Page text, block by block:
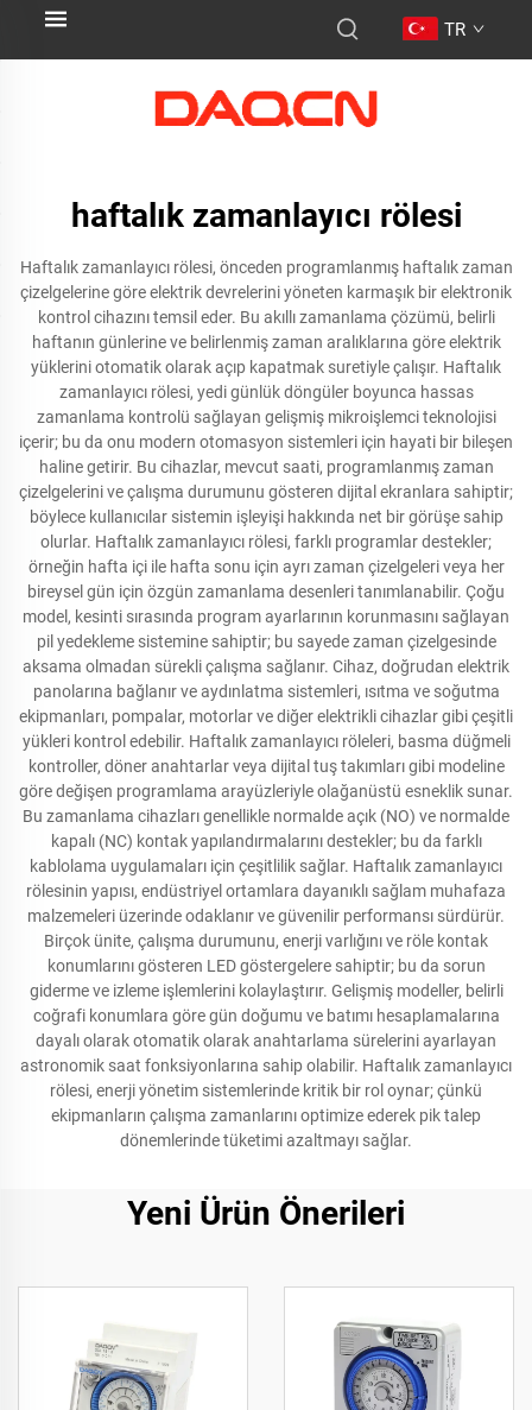
TR
haftalık zamanlayıcı rölesi
Haftalık zamanlayıcı rölesi, önceden programlanmış haftalık zaman
çizelgelerine göre elektrik devrelerini yöneten karmaşık bir elektronik
kontrol cihazını temsil eder. Bu akıllı zamanlama çözümü, belirli
haftanın günlerine ve belirlenmiş zaman aralıklarına göre elektrik
yüklerini otomatik olarak açıp kapatmak suretiyle çalışır. Haftalık
zamanlayıcı rölesi, yedi günlük döngüler boyunca hassas
zamanlama kontrolü sağlayan gelişmiş mikroişlemci teknolojisi
içerir; bu da onu modern otomasyon sistemleri için hayati bir bileşen
haline getirir. Bu cihazlar, mevcut saati, programlanmış zaman
çizelgelerini ve çalışma durumunu gösteren dijital ekranlara sahiptir;
böylece kullanıcılar sistemin işleyişi hakkında net bir görüşe sahip
olurlar. Haftalık zamanlayıcı rölesi, farklı programlar destekler;
örneğin hafta içi ile hafta sonu için ayrı zaman çizelgeleri veya her
bireysel gün için özgün zamanlama desenleri tanımlanabilir. Çoğu
model, kesinti sırasında program ayarlarının korunmasını sağlayan
pil yedekleme sistemine sahiptir; bu sayede zaman çizelgesinde
aksama olmadan sürekli çalışma sağlanır. Cihaz, doğrudan elektrik
panolarına bağlanır ve aydınlatma sistemleri, ısıtma ve soğutma
ekipmanları, pompalar, motorlar ve diğer elektrikli cihazlar gibi çeşitli
yükleri kontrol edebilir. Haftalık zamanlayıcı röleleri, basma düğmeli
kontroller, döner anahtarlar veya dijital tuş takımları gibi modeline
göre değişen programlama arayüzleriyle olağanüstü esneklik sunar.
Bu zamanlama cihazları genellikle normalde açık (NO) ve normalde
kapalı (NC) kontak yapılandırmalarını destekler; bu da farklı
kablolama uygulamaları için çeşitlilik sağlar. Haftalık zamanlayıcı
rölesinin yapısı, endüstriyel ortamlara dayanıklı sağlam muhafaza
malzemeleri üzerinde odaklanır ve güvenilir performansı sürdürür.
Birçok ünite, çalışma durumunu, enerji varlığını ve röle kontak
konumlarını gösteren LED göstergelere sahiptir; bu da sorun
giderme ve izleme işlemlerini kolaylaştırır. Gelişmiş modeller, belirli
coğrafi konumlara göre gün doğumu ve batımı hesaplamalarına
dayalı olarak otomatik olarak anahtarlama sürelerini ayarlayan
astronomik saat fonksiyonlarına sahip olabilir. Haftalık zamanlayıcı
rölesi, enerji yönetim sistemlerinde kritik bir rol oynar; çünkü
ekipmanların çalışma zamanlarını optimize ederek pik talep
dönemlerinde tüketimi azaltmayı sağlar.
Yeni Ürün Önerileri